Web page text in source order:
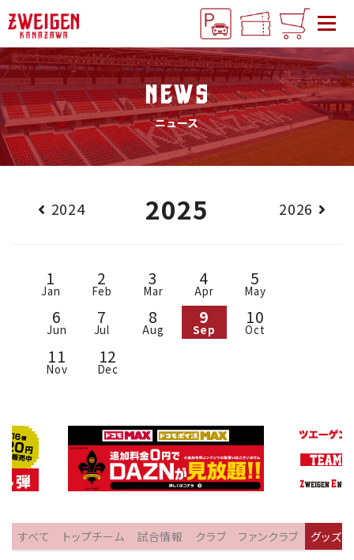
NEWS
ニュース
2024 2025 2026
1
Jan
2
Feb
3
Mar
4
Apr
5
May
6
Jun
7
Jul
8
Aug
9
Sep
10
Oct
11
Nov
12
Dec
すべて トップチーム 試合情報 クラブ ファンクラブ グッズ